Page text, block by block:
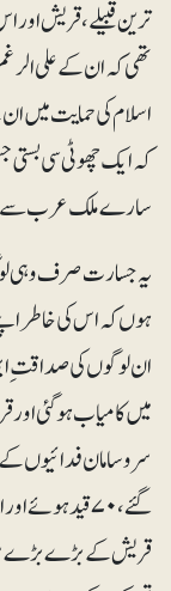
ترین قبیلے، قریش
تھی کہ ان کے علی
اسلام کی حمایت میں
کہ ایک چھوٹی سی بستی
سارے ملک عرب سے
یہ جسارت صرف وہی
ہوں کہ اس کی خاطر
ان لوگوں کی صداقت
میں کامیاب ہوگئی
گئے، ۷۰ قید
قریش کے بڑے بڑے